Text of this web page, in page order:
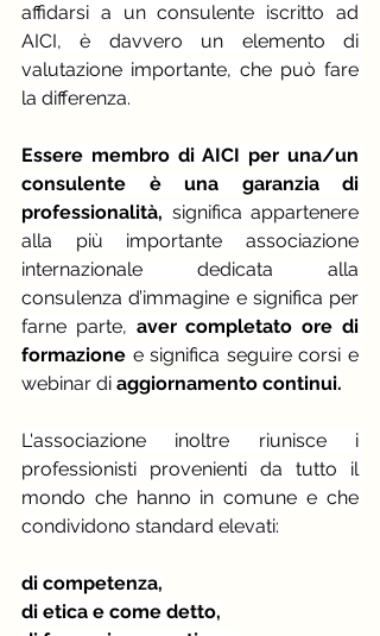
affidarsi a un consulente iscritto ad
AICI, è davvero un elemento di
valutazione importante, che può fare
la differenza.
Essere membro di AICI per una/un
consulente è una garanzia di
professionalità, significa appartenere
alla più importante associazione
internazionale dedicata alla
consulenza d’immagine e significa per
farne parte, aver completato ore di
formazione e significa seguire corsi e
webinar di aggiornamento continui.
L'associazione inoltre riunisce i
professionisti provenienti da tutto il
mondo che hanno in comune e che
condividono standard elevati:
di competenza,
di etica e come detto,